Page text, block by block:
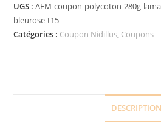
UGS :AFM-coupon-polycoton-280g-
bleurose-t15
Catégories : Coupon Nidillus, Coupons
DESCRIPTION